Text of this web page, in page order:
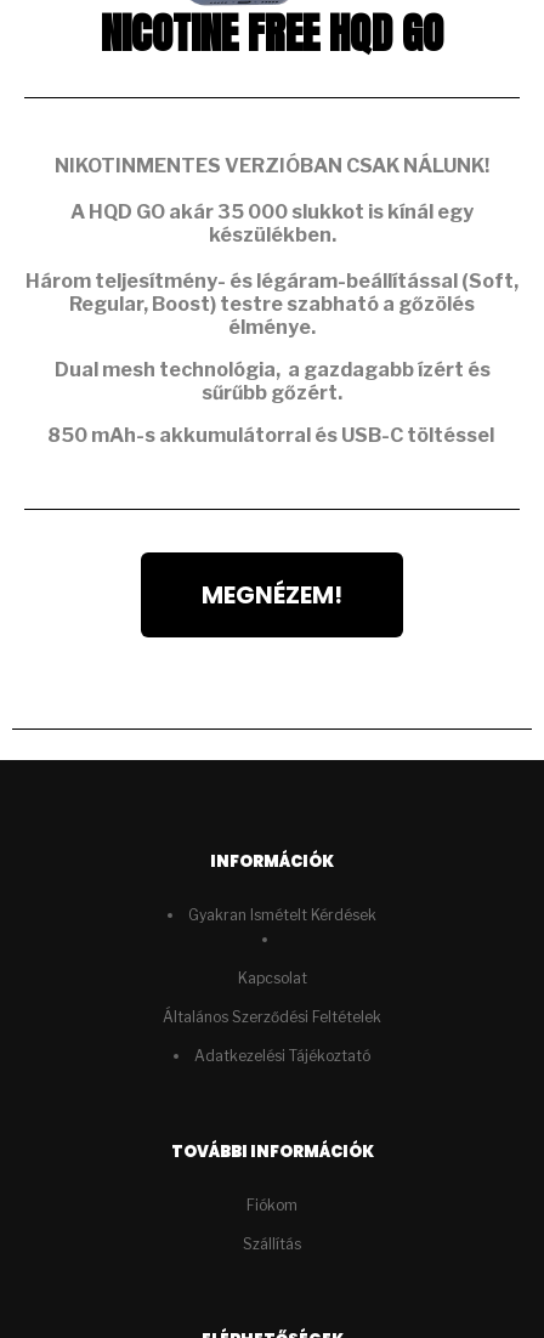
NICOTINE FREE HQD GO
NIKOTINMENTES VERZIÓBAN CSAK NÁLUNK!
A HQD GO akár 35 000 slukkot is kínál egy
készülékben.
Három teljesítmény- és légáram-beállítással (Soft,
Regular, Boost) testre szabható a gőzölés
élménye.
Dual mesh technológia, a gazdagabb ízért és
sűrűbb gőzért.
850 mAh-s akkumulátorral és USB-C töltéssel
MEGNÉZEM!
INFORMÁCIÓK
Gyakran Ismételt Kérdések
Kapcsolat
Általános Szerződési Feltételek
Adatkezelési Tájékoztató
TOVÁBBI INFORMÁCIÓK
Fiókom
Szállítás